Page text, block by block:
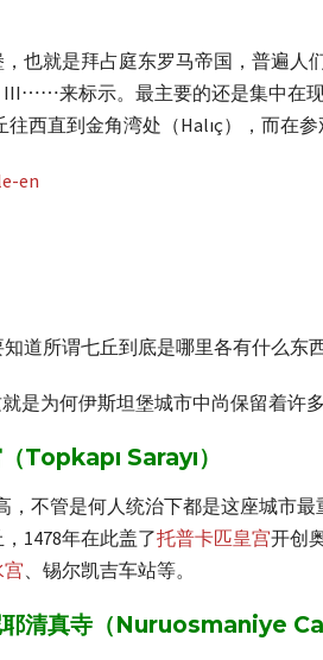
也就是拜占庭东罗马帝国，普遍人
来标示。最主要的还是集中在
丘往西直到金角湾处（Halıç），而
道所谓七丘到底是哪里各有什么东
是为何伊斯坦堡城市中尚保留着许
Topkapı Sarayı）
，不管是何人统治下都是这座城市
1478年在此盖了托普卡匹皇宫开创
、锡尔凯吉车站等。
耶清真寺（Nuruosmaniye